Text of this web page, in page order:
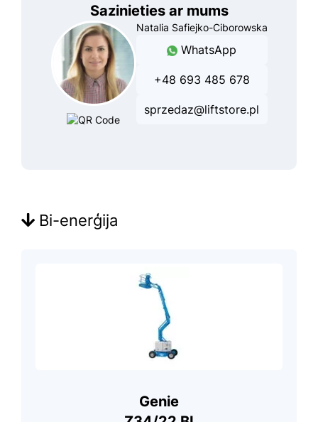
Sazinieties ar mums
Natalia Safiejko-Ciborowska
WhatsApp
+48 693 485 678
sprzedaz@liftstore.pl
Bi-enerģija
Genie